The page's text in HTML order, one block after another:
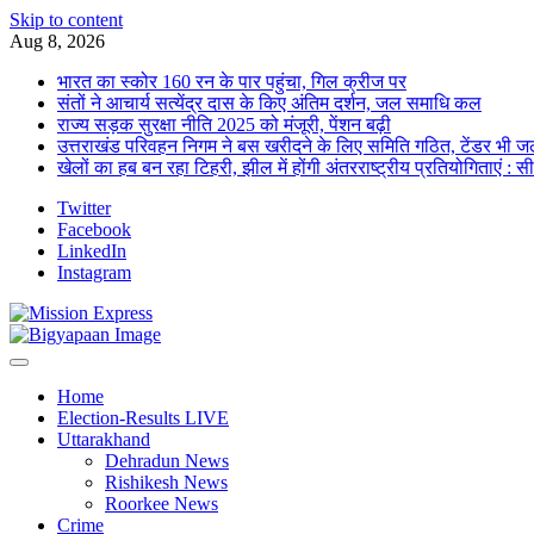
Skip to content
Aug 8, 2026
भारत का स्कोर 160 रन के पार पहुंचा, गिल क्रीज पर
संतों ने आचार्य सत्येंद्र दास के किए अंतिम दर्शन, जल समाधि कल
राज्य सड़क सुरक्षा नीति 2025 को मंजूरी, पेंशन बढ़ी
उत्तराखंड परिवहन निगम ने बस खरीदने के लिए समिति गठित, टेंडर भी
खेलों का हब बन रहा टिहरी, झील में होंगी अंतरराष्ट्रीय प्रतियोगिताएं :
Twitter
Facebook
LinkedIn
Instagram
Home
Election-Results LIVE
Uttarakhand
Dehradun News
Rishikesh News
Roorkee News
Crime